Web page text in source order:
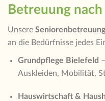
Betreuung
Unsere
an die Bedürfnisse jedes
Grundpflege Bielefeld
Auskleiden, Mobilität,
Hauswirtschaft &